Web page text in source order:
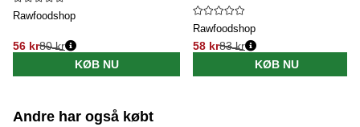
Rawfoodshop
56 kr
Normalpris:
80 kr
KØB NU
Rawfoodshop
58 kr
Normalpris:
83 kr
KØB NU
Andre har også købt